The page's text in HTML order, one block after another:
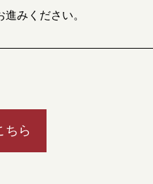
みください。
ちら